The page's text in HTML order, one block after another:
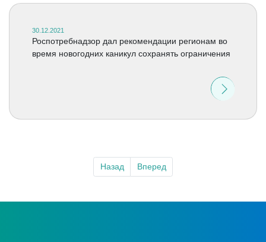
30.12.2021
Роспотребнадзор дал рекомендации регионам во
время новогодних каникул сохранять ограничения
Назад Вперед